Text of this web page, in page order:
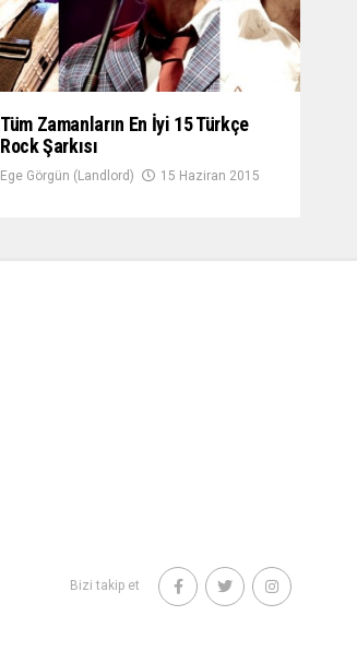
Tüm Zamanların En İyi 15 Türkçe
Rock Şarkısı
Ege Görgün (Landlord) 15 Haziran 2015
Bizi takip et